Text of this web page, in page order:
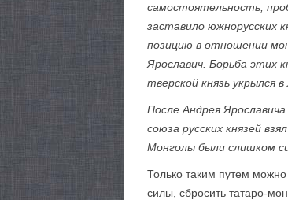
самостоятельность,
заставило южнорусских
позицию в отношении
Ярославич. Борьба этих
тверской князь укрылся в
После Андрея
союза русских князей
Монголы были слишком
Только таким путем
силы, сбросить татаро-